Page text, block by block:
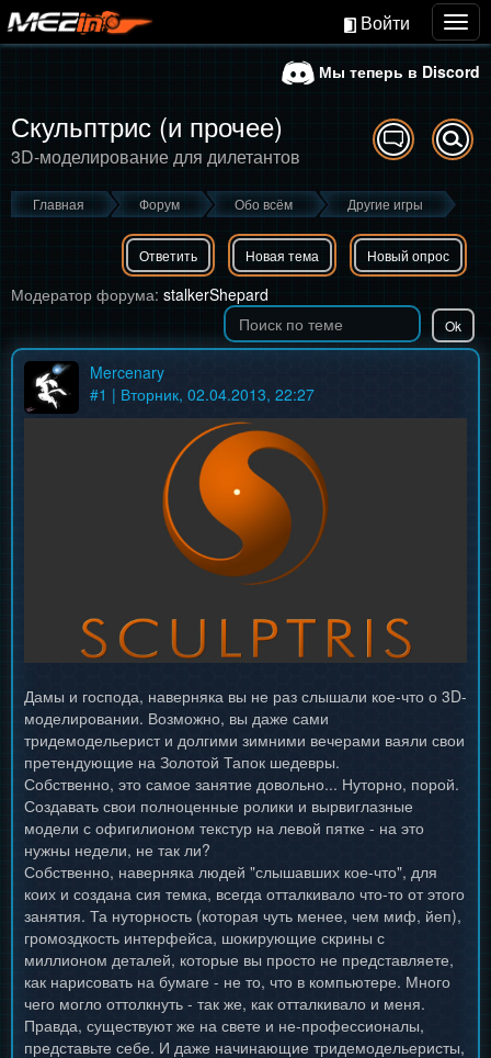
Войти
Мы теперь в Discord
Скульптрис (и прочее)
3D-моделирование для дилетантов
Главная Форум Обо всём Другие игры
Ответить Новая тема Новый опрос
Модератор форума: stalkerShepard
Mercenary
#1 | Вторник, 02.04.2013, 22:27
Дамы и господа, наверняка вы не раз слышали кое-что о 3D-
моделировании. Возможно, вы даже сами
тридемодельерист и долгими зимними вечерами ваяли свои
претендующие на Золотой Тапок шедевры.
Собственно, это самое занятие довольно... Нуторно, порой.
Создавать свои полноценные ролики и вырвиглазные
модели с офигилионом текстур на левой пятке - на это
нужны недели, не так ли?
Собственно, наверняка людей "слышавших кое-что", для
коих и создана сия темка, всегда отталкивало что-то от этого
занятия. Та нуторность (которая чуть менее, чем миф, йеп),
громоздкость интерфейса, шокирующие скрины с
миллионом деталей, которые вы просто не представляете,
как нарисовать на бумаге - не то, что в компьютере. Много
чего могло оттолкнуть - так же, как отталкивало и меня.
Правда, существуют же на свете и не-профессионалы,
представьте себе. И даже начинающие тридемодельеристы,